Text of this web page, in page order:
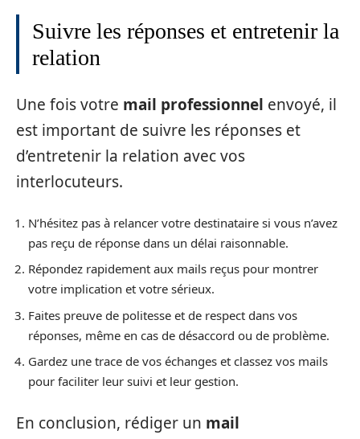
Suivre les réponses et entretenir la
relation
Une fois votre mail professionnel envoyé, il
est important de suivre les réponses et
d’entretenir la relation avec vos
interlocuteurs.
N’hésitez pas à relancer votre destinataire si vous n’avez
pas reçu de réponse dans un délai raisonnable.
Répondez rapidement aux mails reçus pour montrer
votre implication et votre sérieux.
Faites preuve de politesse et de respect dans vos
réponses, même en cas de désaccord ou de problème.
Gardez une trace de vos échanges et classez vos mails
pour faciliter leur suivi et leur gestion.
En conclusion, rédiger un mail